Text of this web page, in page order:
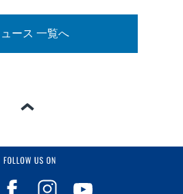
ース 一覧へ